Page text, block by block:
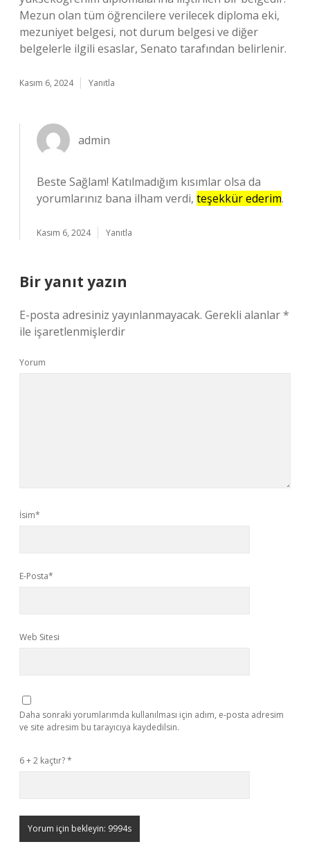
Mezun olan tüm öğrencilere verilecek diploma eki,
mezuniyet belgesi, not durum belgesi ve diğer
belgelerle ilgili esaslar, Senato tarafından belirlenir.
Kasım 6, 2024 Yanıtla
admin
Beste Sağlam! Katılmadığım kısımlar olsa da
yorumlarınız bana ilham verdi, teşekkür ederim.
Kasım 6, 2024 Yanıtla
Bir yanıt yazın
E-posta adresiniz yayınlanmayacak. Gerekli alanlar*
ile işaretlenmişlerdir
Yorum
İsim*
E-Posta*
Web Sitesi
Daha sonraki yorumlarımda kullanılması için adım, e-posta adresim
ve site adresim bu tarayıcıya kaydedilsin.
6 + 2 kaçtır?*